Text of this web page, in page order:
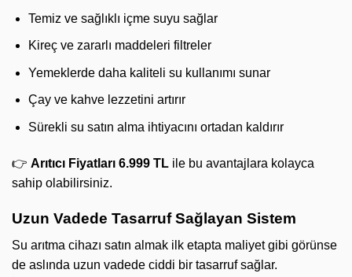
Temiz ve sağlıklı içme suyu sağlar
Kireç ve zararlı maddeleri filtreler
Yemeklerde daha kaliteli su kullanımı sunar
Çay ve kahve lezzetini artırır
Sürekli su satın alma ihtiyacını ortadan kaldırır
👉 Arıtıcı Fiyatları 6.999 TL ile bu avantajlara kolayca
sahip olabilirsiniz.
Uzun Vadede Tasarruf Sağlayan Sistem
Su arıtma cihazı satın almak ilk etapta maliyet gibi görünse
de aslında uzun vadede ciddi bir tasarruf sağlar.